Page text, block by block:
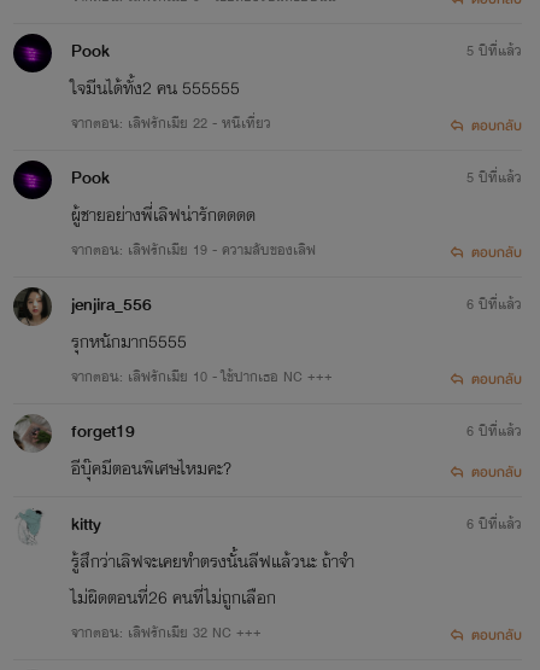
Pook
ใจมีนได้ทั้ง2 คน​ 555555
จากตอน: เลิฟรักเมีย 22 - หนีเที่ยว
5 ปีที่แล้ว
ตอบกลับ
Pook
ผู้ชายอย่างพี่เลิฟน่ารักดดดด
จากตอน: เลิฟรักเมีย 19 - ความลับของเลิฟ
5 ปีที่แล้ว
ตอบกลับ
jenjira_556
รุกหนักมาก5555
จากตอน: เลิฟรักเมีย 10 - ใช้ปากเธอ NC +++
6 ปีที่แล้ว
ตอบกลับ
forget19
อีบุ๊คมีตอนพิเศษไหมคะ?
6 ปีที่แล้ว
ตอบกลับ
kitty
รู้สึกว่าเลิฟจะเคยทำตรงนั้นลีฟแล้วนะ ถ้าจำ
ไม่ผิดตอนที่26 คนที่ไม่ถูกเลือก
จากตอน: เลิฟรักเมีย 32 NC +++
6 ปีที่แล้ว
ตอบกลับ